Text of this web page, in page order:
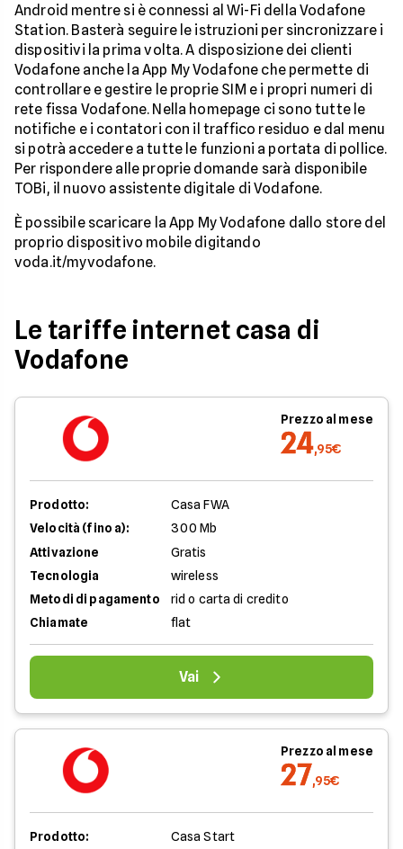
Android mentre si è connessi al Wi-Fi della Vodafone
Station. Basterà seguire le istruzioni per sincronizzare i
dispositivi la prima volta. A disposizione dei clienti
Vodafone anche la App My Vodafone che permette di
controllare e gestire le proprie SIM e i propri numeri di
rete fissa Vodafone. Nella homepage ci sono tutte le
notifiche e i contatori con il traffico residuo e dal menu
si potrà accedere a tutte le funzioni a portata di pollice.
Per rispondere alle proprie domande sarà disponibile
TOBi, il nuovo assistente digitale di Vodafone.
È possibile scaricare la App My Vodafone dallo store del
proprio dispositivo mobile digitando
voda.it/myvodafone.
Le tariffe internet casa di
Vodafone
Prezzo al mese
24,95€
Prodotto:
Casa FWA
Velocità (fino a):
300 Mb
Attivazione
Gratis
Tecnologia
wireless
Metodi di pagamento
rid o carta di credito
Chiamate
flat
Vai
Prezzo al mese
27,95€
Prodotto:
Casa Start